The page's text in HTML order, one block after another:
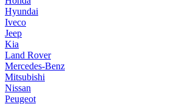
Hyundai
Iveco
Jeep
Kia
Land Rover
Mercedes-Benz
Mitsubishi
Nissan
Peugeot